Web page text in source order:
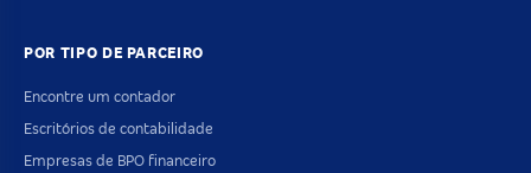
POR TIPO DE PARCEIRO
Encontre um contador
Escritórios de contabilidade
Empresas de BPO financeiro